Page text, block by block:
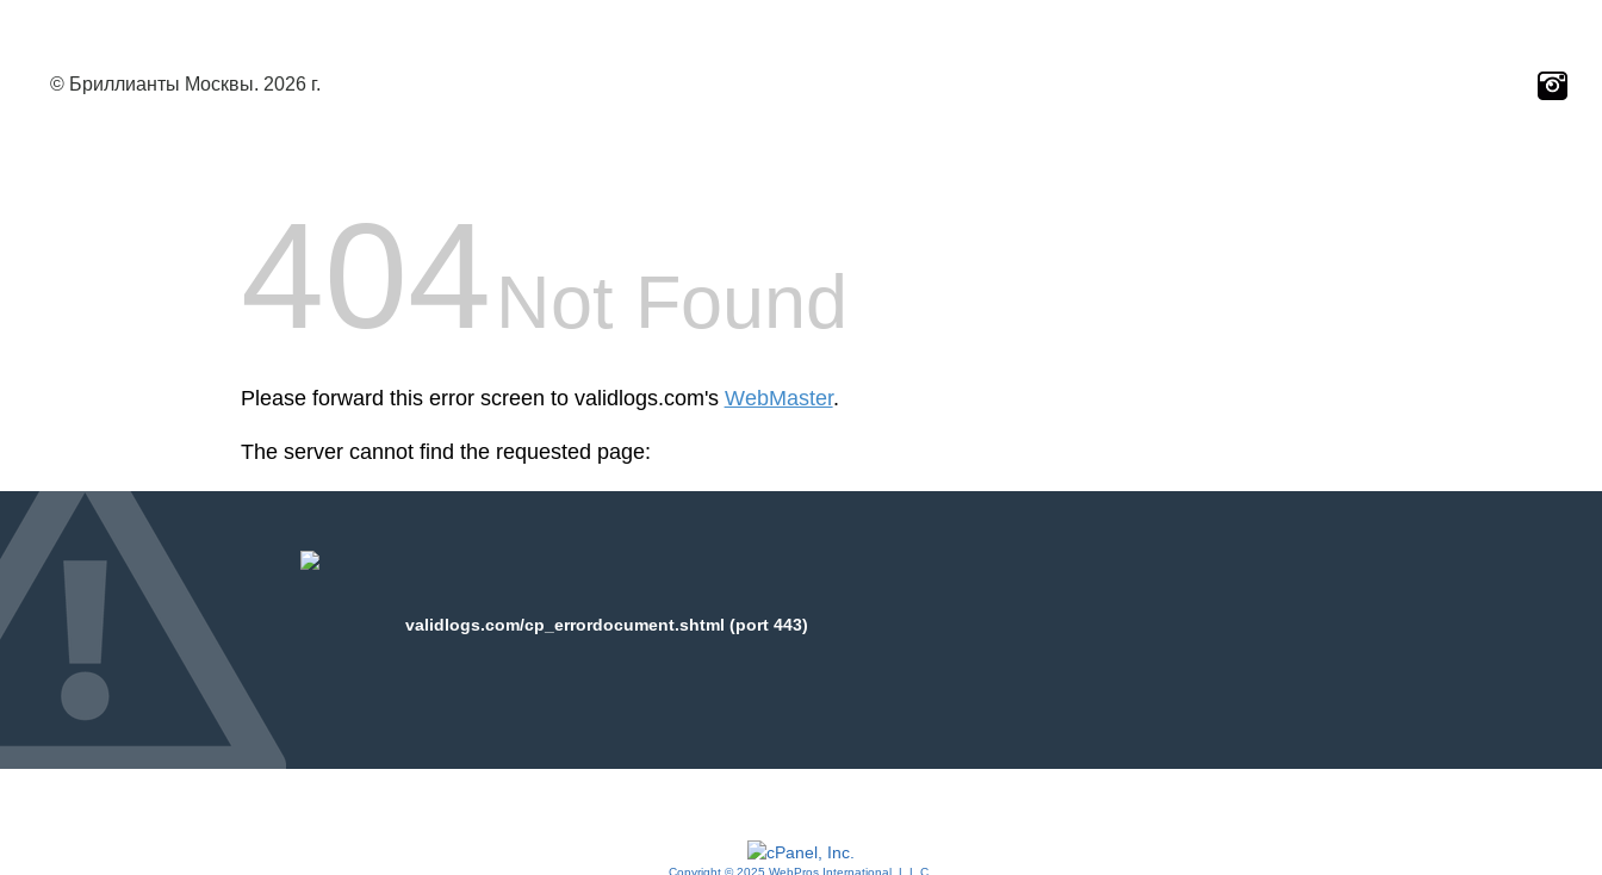
© Бриллианты Москвы. 2026 г.
404Not Found
Please forward this error screen to validlogs.com's WebMaster.
The server cannot find the requested page:
validlogs.com/cp_errordocument.shtml (port 443)
Copyright © 2025 WebPros International, L.L.C.